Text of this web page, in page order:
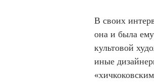
В своих
она и была
культовой
иные